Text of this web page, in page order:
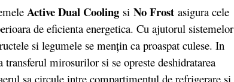
Active Dual Cooling si No Frost asigura cele
de eficienta energetica. Cu ajutorul sistemelor
si legumele se mențin ca proaspat culese. In
mirosurilor si se opreste deshidratarea
sa circule intre compartimentul de refrigerare si